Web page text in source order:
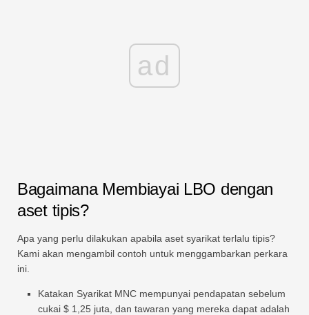
ad
Bagaimana Membiayai LBO dengan
aset tipis?
Apa yang perlu dilakukan apabila aset syarikat terlalu tipis?
Kami akan mengambil contoh untuk menggambarkan perkara
ini.
Katakan Syarikat MNC mempunyai pendapatan sebelum
cukai $ 1,25 juta, dan tawaran yang mereka dapat adalah